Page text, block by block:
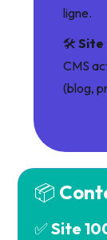
ligne.
🛠️ Site
CMS
(blog,
📦
✅Site